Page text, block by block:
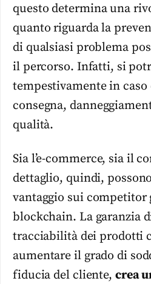
questo determina una
quanto riguarda la
di qualsiasi problema
il percorso. Infatti, si
tempestivamente in
consegna,
qualità.
Sia l’e-commerce, sia il
dettaglio, quindi,
vantaggio sui competitor
blockchain. La garanzia
tracciabilità dei prodotti
aumentare il grado di
fiducia del cliente, crea